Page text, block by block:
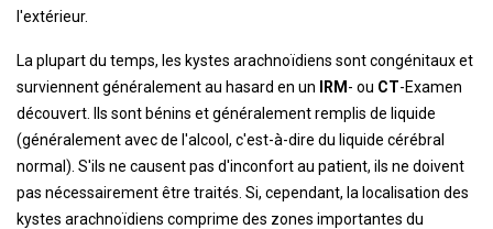
l'extérieur.
La plupart du temps, les kystes arachnoïdiens sont congénitaux et
surviennent généralement au hasard en un
IRM - ou CT-Examen
découvert. Ils sont bénins et généralement remplis de liquide
(généralement avec de l'alcool, c'est-à-dire du liquide cérébral
normal). S'ils ne causent pas d'inconfort au patient, ils ne doivent
pas nécessairement être traités. Si, cependant, la localisation des
kystes arachnoïdiens comprime des zones importantes du